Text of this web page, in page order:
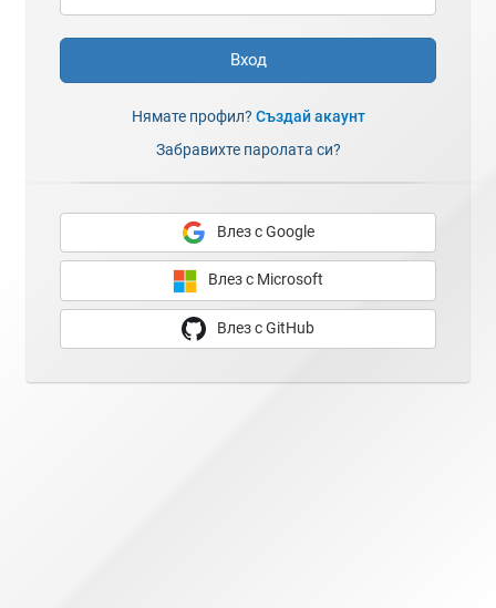
Вход
Нямате профил? Създай акаунт
Забравихте паролата си?
Влез с Google
Влез с Microsoft
Влез с GitHub